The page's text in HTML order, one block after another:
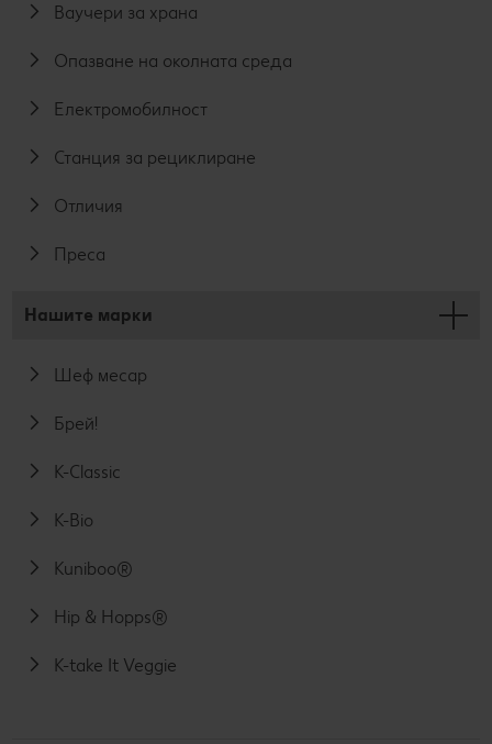
Ваучери за храна
Опазване на околната среда
Електромобилност
Станция за рециклиране
Отличия
Преса
Нашите марки
Шеф месар
Брей!
K-Classic
K-Bio
Kuniboo®
Hip & Hopps®
K-take It Veggie